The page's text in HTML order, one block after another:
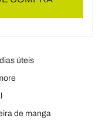
úteis
de manga